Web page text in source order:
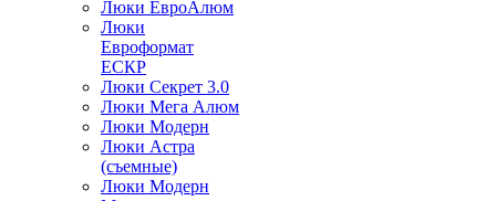
Люки ЕвроАлюм
Люки
Евроформат
ЕСКР
Люки Секрет 3.0
Люки Мега Алюм
Люки Модерн
Люки Астра
(съемные)
Люки Модерн